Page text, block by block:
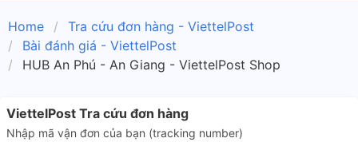
Home
Tra cứu đơn hàng - ViettelPost
Bài đánh giá - ViettelPost
HUB An Phú - An Giang - ViettelPost Shop
ViettelPost Tra cứu đơn hàng
Nhập mã vận đơn của bạn (tracking number)